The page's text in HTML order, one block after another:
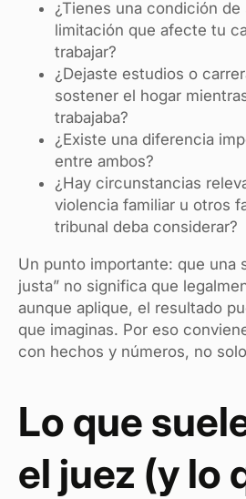
¿Tienes una condición de
limitación que afecte tu
trabajar?
¿Dejaste estudios o
sostener el hogar
trabajaba?
¿Existe una diferencia
entre ambos?
¿Hay circunstancias
violencia familiar u otros
tribunal deba considerar?
Un punto importante: que una
justa” no significa que
aunque aplique, el resultado
que imaginas. Por eso
con hechos y números, no
Lo que
el juez (y lo